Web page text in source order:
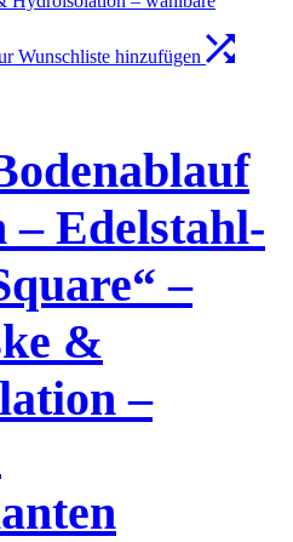
Wunschliste hinzufügen
– Edelstahl-
–
&
–